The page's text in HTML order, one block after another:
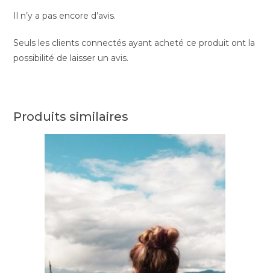
Il n’y a pas encore d’avis.
Seuls les clients connectés ayant acheté ce produit ont la
possibilité de laisser un avis.
Produits similaires